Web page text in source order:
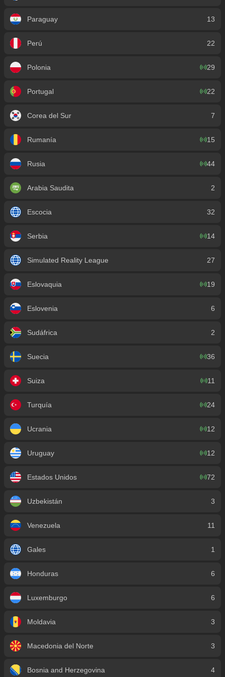
Paraguay 13
Perú 22
Polonia 29
Portugal 22
Corea del Sur 7
Rumanía 15
Rusia 44
Arabia Saudita 2
Escocia 32
Serbia 14
Simulated Reality League 27
Eslovaquia 19
Eslovenia 6
Sudáfrica 2
Suecia 36
Suiza 11
Turquía 24
Ucrania 12
Uruguay 12
Estados Unidos 72
Uzbekistán 3
Venezuela 11
Gales 1
Honduras 6
Luxemburgo 6
Moldavia 3
Macedonia del Norte 3
Bosnia and Herzegovina 4